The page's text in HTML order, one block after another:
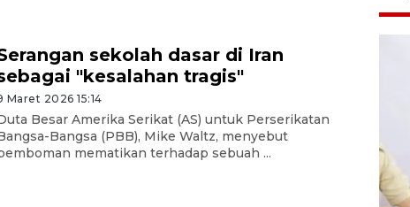
sekolah dasar di Iran
"kesalahan tragis"
Maret 2026 15:14
Besar Amerika Serikat (AS) untuk Perserikatan
Bangsa (PBB), Mike Waltz, menyebut
mematikan terhadap sebuah ...